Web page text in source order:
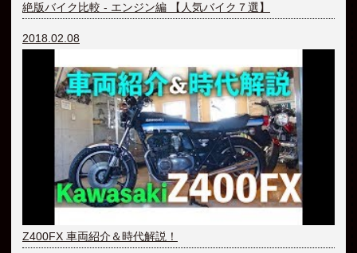
絶版バイク比較 - エンジン編 【人気バイク７選】
2018.02.08
Z400FX 車両紹介＆時代解説！